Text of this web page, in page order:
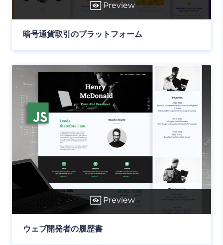
Preview
暗号通貨取引のプラットフォーム
Preview
ウェブ開発者の履歴書